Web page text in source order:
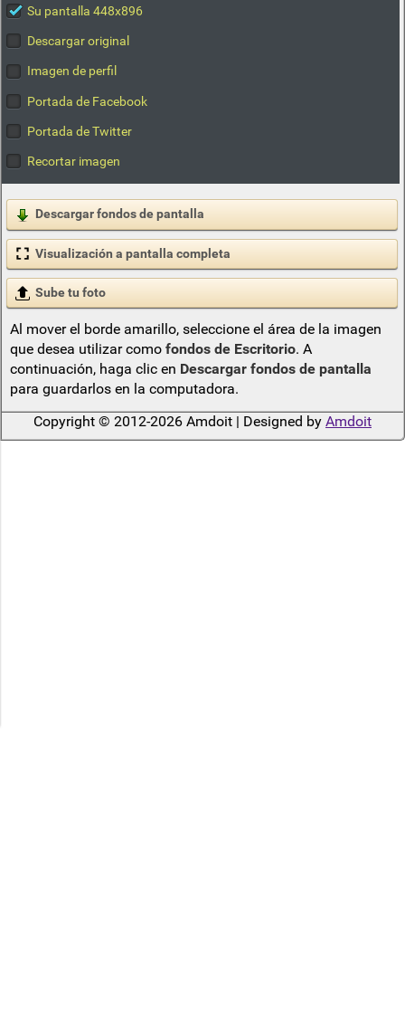
Su pantalla 448x896
Descargar original
Imagen de perfil
Portada de Facebook
Portada de Twitter
Recortar imagen
Descargar fondos de pantalla
Visualización a pantalla completa
Sube tu foto
Al mover el borde amarillo, seleccione el área de la imagen
que desea utilizar como fondos de Escritorio. A
continuación, haga clic en Descargar fondos de pantalla
para guardarlos en la computadora.
Copyright © 2012-2026 Amdoit | Designed by Amdoit